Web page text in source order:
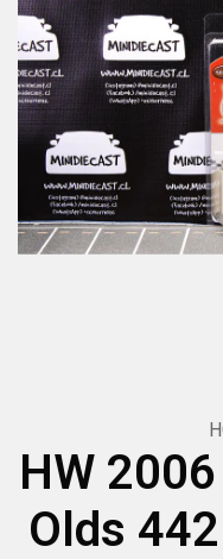
HW
Olds